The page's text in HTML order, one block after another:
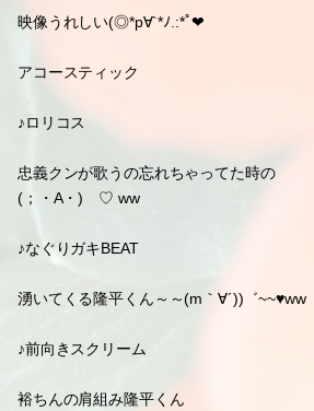
映像うれしい(◎*p∀`*ﾉ.:*ﾟ❤
アコースティック
♪ロリコス
忠義クンが歌うの忘れちゃってた時の
(；・A・)ゞ♡ ww
♪なぐりガキBEAT
湧いてくる隆平くん～～(m｀∀´))゛~~♥ww
♪前向きスクリーム
裕ちんの肩組み隆平くん